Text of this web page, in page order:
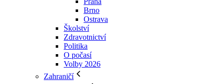
Brno
Ostrava
Školství
Zdravotnictví
Politika
O počasí
Volby 2026
Zahraničí